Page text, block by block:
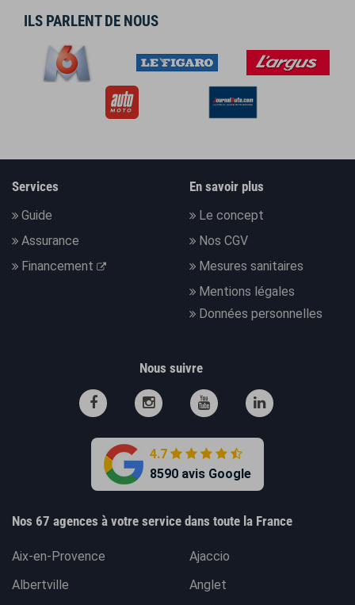
ILS PARLENT DE NOUS
Services
Guide
Assurance
Financement
En savoir plus
Le concept
Nos CGV
Mesures sanitaires
Mentions légales
Données personnelles
Nous suivre
4.7
8590 avis Google
Nos 67 agences à votre service dans toute la France
Aix-en-Provence
Ajaccio
Albertville
Anglet